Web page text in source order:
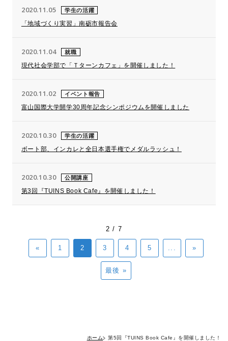
2020.11.05 学生の活躍
「地域づくり実習」南砺市報告会
2020.11.04 就職
現代社会学部で「Ｔターンカフェ」を開催しました！
2020.11.02 イベント報告
富山国際大学開学30周年記念シンポジウムを開催しました
2020.10.30 学生の活躍
ボート部、インカレと全日本選手権でメダルラッシュ！
2020.10.30 公開講座
第3回『TUINS Book Cafe』を開催しました！
2 / 7
« 1 2 3 4 5 ... »
最後 »
ホーム 第5回『TUINS Book Cafe』を開催しました！